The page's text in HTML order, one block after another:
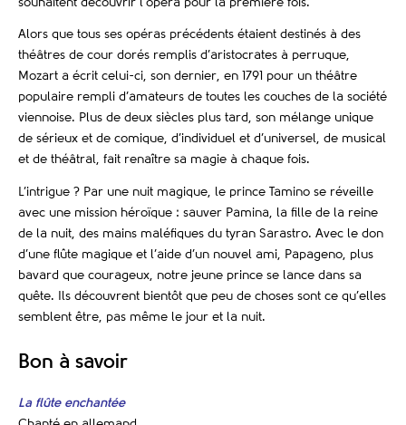
Alors que tous ses opéras précédents étaient destinés à des
théâtres de cour dorés remplis d’aristocrates à perruque,
Mozart a écrit celui-ci, son dernier, en 1791 pour un théâtre
populaire rempli d’amateurs de toutes les couches de la société
viennoise. Plus de deux siècles plus tard, son mélange unique
de sérieux et de comique, d’individuel et d’universel, de musical
et de théâtral, fait renaître sa magie à chaque fois.
L’intrigue ? Par une nuit magique, le prince Tamino se réveille
avec une mission héroïque : sauver Pamina, la fille de la reine
de la nuit, des mains maléfiques du tyran Sarastro. Avec le don
d’une flûte magique et l’aide d’un nouvel ami, Papageno, plus
bavard que courageux, notre jeune prince se lance dans sa
quête. Ils découvrent bientôt que peu de choses sont ce qu’elles
semblent être, pas même le jour et la nuit.
Bon à savoir
La flûte enchantée